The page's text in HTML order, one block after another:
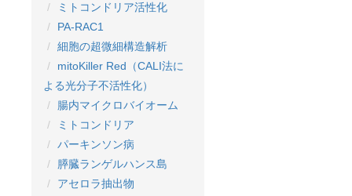
ミトコンドリア活性化
PA-RAC1
細胞の超微細構造解析
mitoKiller Red（CALI法に
よる光分子不活性化）
腸内マイクロバイオーム
ミトコンドリア
パーキンソン病
膵臓ランゲルハンス島
アセロラ抽出物